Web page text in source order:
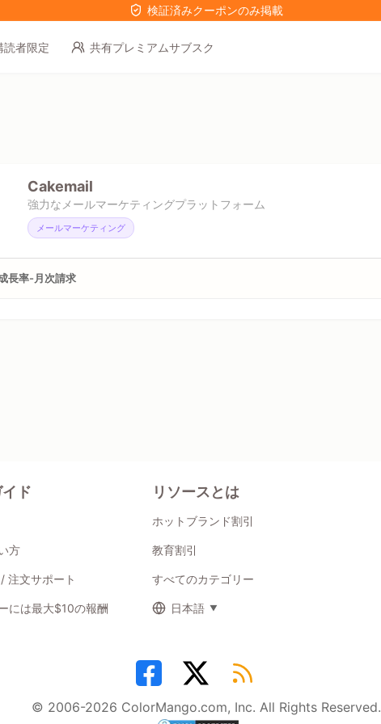
検証済みクーポンのみ掲載
読者限定 共有プレミアムサブスク
Cakemail
強力なメールマーケティングプラットフォーム
メールマーケティング
長率-月次請求
ド
方
注文サポート
には最大$10の報酬
リソースとは
ホットブランド割引
教育割引
すべてのカテゴリー
日本語
© 2006-2026 ColorMango.com, Inc. All Rights Reserved.